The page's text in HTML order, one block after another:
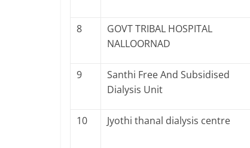
8
GOVT TRIBAL HOSPITAL
NALLOORNAD
9
Santhi Free And Subsidised
Dialysis Unit
10 Jyothi thanal dialysis centre